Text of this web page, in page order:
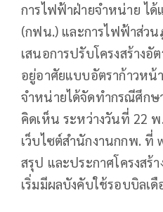
การไฟฟ้าฝ่ายจำหน่าย ไ
(กฟน.) และการไฟฟ้าส่ว
เสนอการปรับโครงสร้าง
อยู่อาศัยแบบอัตราก้าวหน้
จำหน่ายได้จัดทำกรณีศึก
คิดเห็น ระหว่างวันที่ 22
เว็บไซต์สำนักงานกกพ. ที่
สรุป และประกาศโครงสร้
เริ่มมีผลบังคับใช้รอบบิลเ